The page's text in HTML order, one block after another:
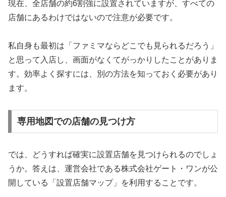
現在、全店舗の約6割強に設置されていますが、すべての
店舗にあるわけではないので注意が必要です。
私自身も最初は「ファミマならどこでも見られるだろう」
と思って入店し、画面がなくてがっかりしたことがありま
す。効率よく探すには、別の方法を知っておく必要があり
ます。
専用地図での店舗の見つけ方
では、どうすれば確実に設置店舗を見つけられるのでしょ
うか。答えは、運営会社である株式会社ゲート・ワンが公
開している
「設置店舗マップ」を利用すること です。